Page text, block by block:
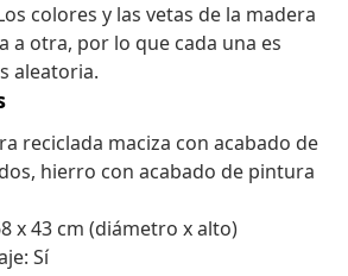
colores y las vetas de la madera
a otra, por lo que cada una es
aleatoria.
reciclada maciza con acabado de
hierro con acabado de pintura
x 43 cm (diámetro x alto)
Sí